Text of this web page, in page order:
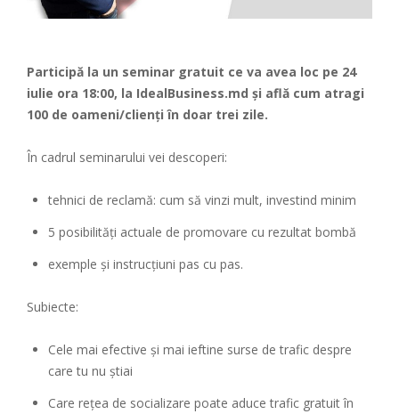
Participă la un seminar gratuit ce va avea loc pe 24
iulie ora 18:00, la IdealBusiness.md și află cum atragi
100 de oameni/clienți în doar trei zile.
În cadrul seminarului vei descoperi:
tehnici de reclamă: cum să vinzi mult, investind minim
5 posibilități actuale de promovare cu rezultat bombă
exemple şi instrucţiuni pas cu pas.
Subiecte:
Cele mai efective şi mai ieftine surse de trafic despre
care tu nu ştiai
Care reţea de socializare poate aduce trafic gratuit în